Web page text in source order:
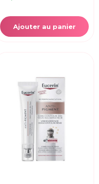
Ajouter au panier